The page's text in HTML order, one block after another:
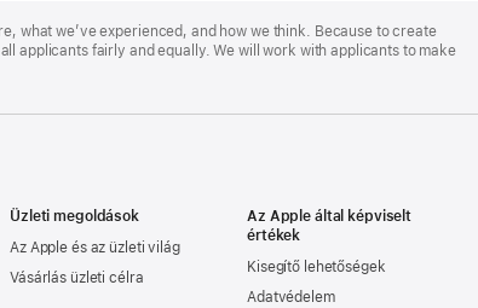
what we’ve experienced, and how we think. Because to create
applicants fairly and equally. We will work with applicants to make
Üzleti megoldások
Az Apple és az üzleti világ
Vásárlás üzleti célra
Az Apple által képviselt
értékek
Kisegítő lehetőségek
Adatvédelem